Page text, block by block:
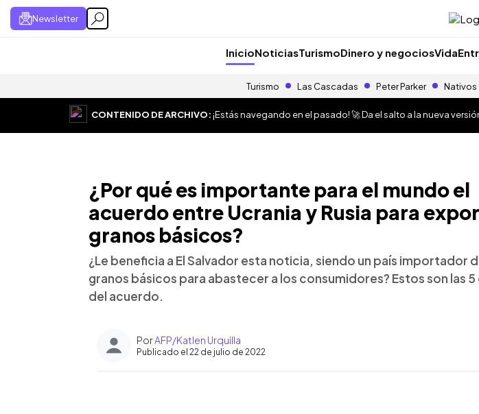
Newsletter
InicioNoticiasTurismoDinero y negociosVida
Turismo Las Cascadas Peter Parker Nativos
CONTENIDO DE ARCHIVO:¡Estás navegando en el pasado! 🚀 Da el salto a la nueva
¿Por qué es importante para el mundo el
acuerdo entre Ucrania y Rusia para
granos básicos?
¿Le beneficia a El Salvador esta noticia, siendo un país importador
granos básicos para abastecer a los consumidores? Estos son las 5
del acuerdo.
PorAFP/Katlen Urquilla
Publicado el 22 de julio de 2022